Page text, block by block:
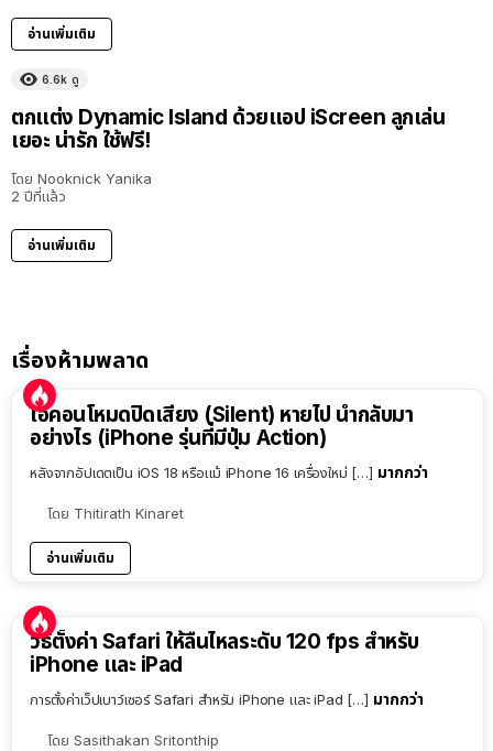
อ่านเพิ่มเติม
6.6k ดู
ตกแต่ง Dynamic Island ด้วยแอป iScreen ลูกเล่น
เยอะ น่ารัก ใช้ฟรี!
โดย Nooknick Yanika
2 ปีที่แล้ว
อ่านเพิ่มเติม
เรื่องห้ามพลาด
ไอคอนโหมดปิดเสียง (Silent) หายไป นำกลับมา
อย่างไร (iPhone รุ่นที่มีปุ่ม Action)
หลังจากอัปเดตเป็น iOS 18 หรือแม้ iPhone 16 เครื่องใหม่ […] มากกว่า
โดย Thitirath Kinaret
อ่านเพิ่มเติม
วิธีตั้งค่า Safari ให้ลื่นไหลระดับ 120 fps สำหรับ
iPhone และ iPad
การตั้งค่าเว็ปเบาว์เซอร์ Safari สำหรับ iPhone และ iPad […] มากกว่า
โดย Sasithakan Sritonthip